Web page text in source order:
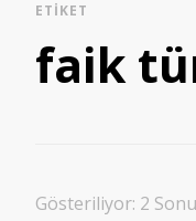
ETIKET
faik
Gösteriliyor: 2